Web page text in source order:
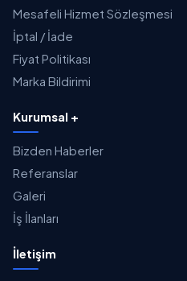
Mesafeli Hizmet Sözleşmesi
İptal / İade
Fiyat Politikası
Marka Bildirimi
Kurumsal +
Bizden Haberler
Referanslar
Galeri
İş İlanları
İletişim